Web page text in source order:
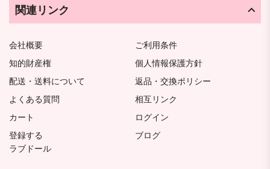
関連リンク
会社概要
ご利用条件
知的財産権
個人情報保護方針
配送・送料について
返品・交換ポリシー
よくある質問
相互リンク
カート
ログイン
登録する
ブログ
ラブドール